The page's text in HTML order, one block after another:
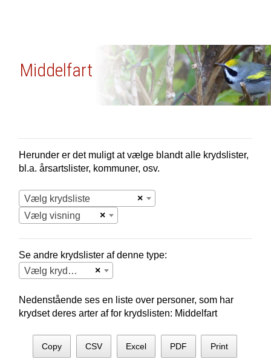
Middelfart
Herunder er det muligt at vælge blandt alle krydslister,
bl.a. årsartslister, kommuner, osv.
×
Vælg krydsliste
×
Vælg visning
Se andre krydslister af denne type:
×
Vælg krydsliste
Nedenstående ses en liste over personer, som har
krydset deres arter af for krydslisten: Middelfart
Copy CSV Excel PDF Print